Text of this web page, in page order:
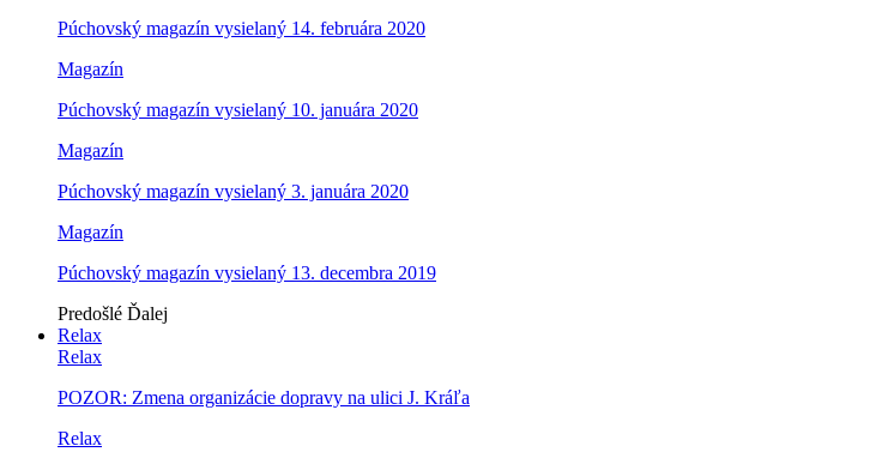
Púchovský magazín vysielaný 14. februára 2020
Magazín
Púchovský magazín vysielaný 10. januára 2020
Magazín
Púchovský magazín vysielaný 3. januára 2020
Magazín
Púchovský magazín vysielaný 13. decembra 2019
Predošlé Ďalej
Relax
Relax
POZOR: Zmena organizácie dopravy na ulici J. Kráľa
Relax